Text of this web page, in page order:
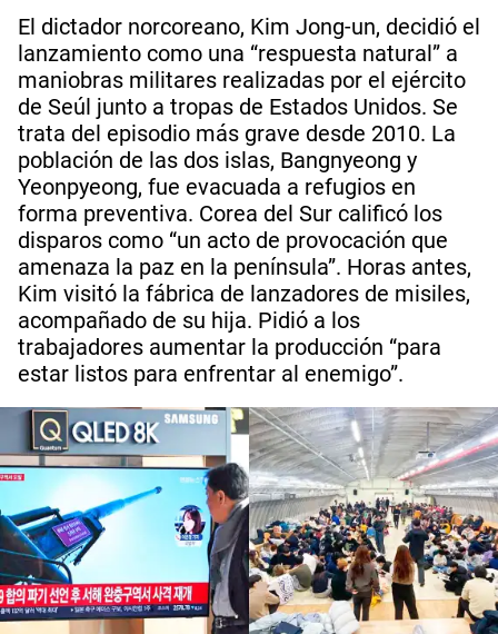
El dictador norcoreano, Kim Jong-un, decidió el
lanzamiento como una “respuesta natural” a
maniobras militares realizadas por el ejército
de Seúl junto a tropas de Estados Unidos. Se
trata del episodio más grave desde 2010. La
población de las dos islas, Bangnyeong y
Yeonpyeong, fue evacuada a refugios en
forma preventiva. Corea del Sur calificó los
disparos como “un acto de provocación que
amenaza la paz en la península”. Horas antes,
Kim visitó la fábrica de lanzadores de misiles,
acompañado de su hija. Pidió a los
trabajadores aumentar la producción “para
estar listos para enfrentar al enemigo”.